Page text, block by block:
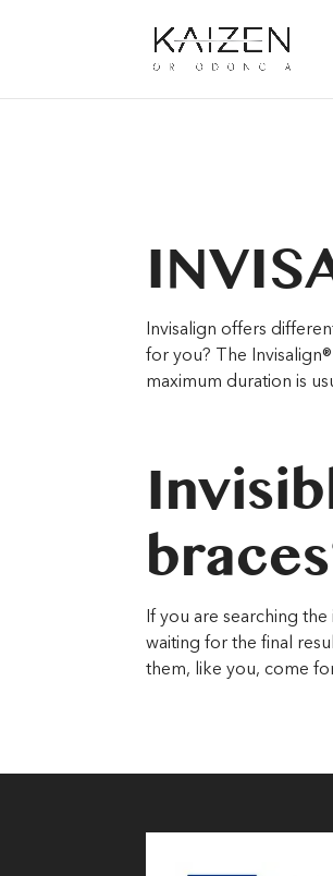
: Undefined array key "contact-
content/themes/Divi/includes/builder/
Invisalign offers
for you? The
maximum duration is
If you are searching
waiting for the final
them, like you, come